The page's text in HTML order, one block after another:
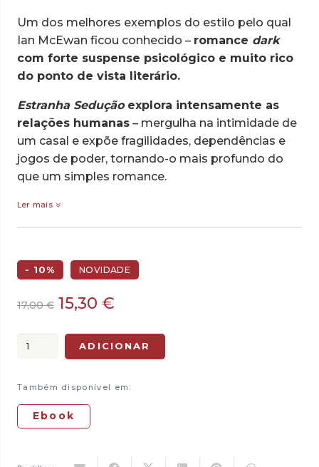
Um dos melhores exemplos do estilo pelo qual
Ian McEwan ficou conhecido – romance dark
com forte suspense psicológico e muito rico
do ponto de vista literário.
Estranha Seduçãoexplora intensamente as
relações humanas – mergulha na intimidade de
um casal e expõe fragilidades, dependências e
jogos de poder, tornando-o mais profundo do
que um simples romance.
Ler mais
- 10% NOVIDADE
17,00€ O
original
era:
15,30 €
atual
é:
QuantidadeADICIONAR
Também disponível em:
Ebook